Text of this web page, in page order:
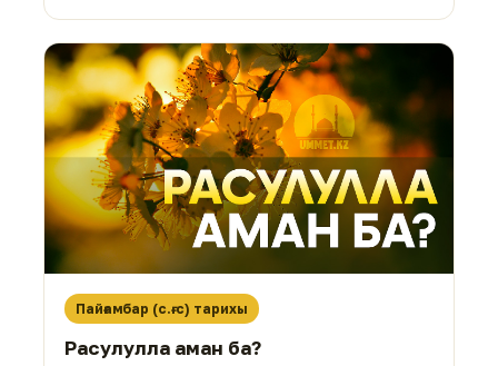
Пайғамбар (с.ғ.с) тарихы
Расулулла аман ба?